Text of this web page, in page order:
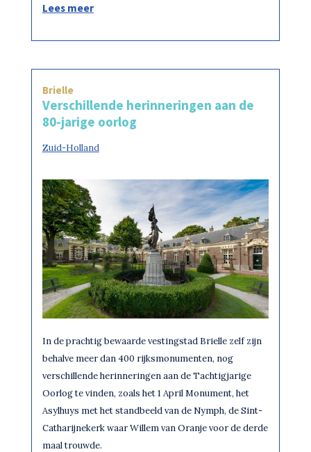
Lees meer
Brielle
Verschillende herinneringen aan de
80-jarige oorlog
Zuid-Holland
In de prachtig bewaarde vestingstad Brielle zelf zijn
behalve meer dan 400 rijksmonumenten, nog
verschillende herinneringen aan de Tachtigjarige
Oorlog te vinden, zoals het 1 April Monument, het
Asylhuys met het standbeeld van de Nymph, de Sint-
Catharijnekerk waar Willem van Oranje voor de derde
maal trouwde.